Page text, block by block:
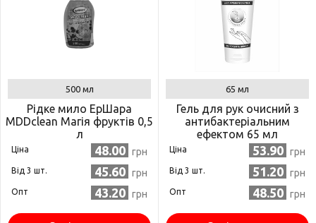
500 мл
Рідке мило ЕрШара
MDDclean Магія фруктів 0,5
л
Ціна 48.00 грн
Від 3 шт. 45.60 грн
Опт 43.20 грн
65 мл
Гель для рук очисний з
антибактеріальним
ефектом 65 мл
(4820215053549)
Ціна 53.90 грн
Від 3 шт. 51.20 грн
Опт 48.50 грн